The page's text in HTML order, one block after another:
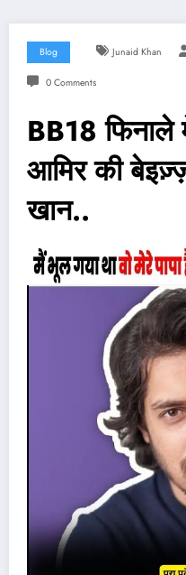
Blog Junaid Khan
0 Comments
BB18
आमिर की
खान..